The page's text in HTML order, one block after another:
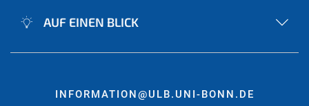
AUF EINEN BLICK
INFORMATION@ULB.UNI-BONN.DE